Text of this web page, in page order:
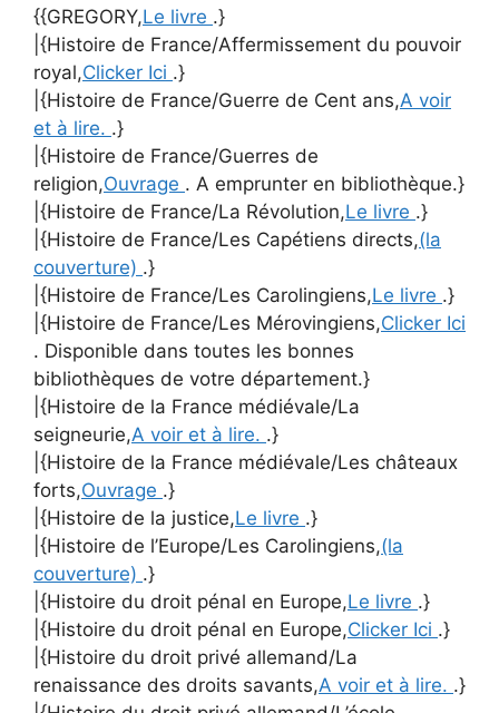
{{GREGORY,Le livre .}
|{Histoire de France/Affermissement du pouvoir
royal,Clicker Ici .}
|{Histoire de France/Guerre de Cent ans,A voir
et à lire. .}
|{Histoire de France/Guerres de
religion,Ouvrage . A emprunter en bibliothèque.}
|{Histoire de France/La Révolution,Le livre .}
|{Histoire de France/Les Capétiens directs,(la
couverture) .}
|{Histoire de France/Les Carolingiens,Le livre .}
|{Histoire de France/Les Mérovingiens,Clicker Ici
. Disponible dans toutes les bonnes
bibliothèques de votre département.}
|{Histoire de la France médiévale/La
seigneurie,A voir et à lire. .}
|{Histoire de la France médiévale/Les châteaux
forts,Ouvrage .}
|{Histoire de la justice,Le livre .}
|{Histoire de l’Europe/Les Carolingiens,(la
couverture) .}
|{Histoire du droit pénal en Europe,Le livre .}
|{Histoire du droit pénal en Europe,Clicker Ici .}
|{Histoire du droit privé allemand/La
renaissance des droits savants,A voir et à lire. .}